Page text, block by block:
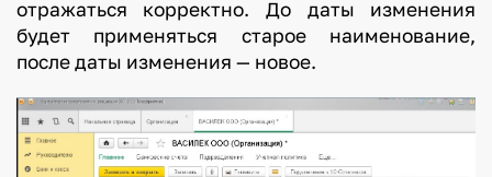
отражаться корректно. До даты изменения
будет применяться старое наименование,
после даты изменения — новое.